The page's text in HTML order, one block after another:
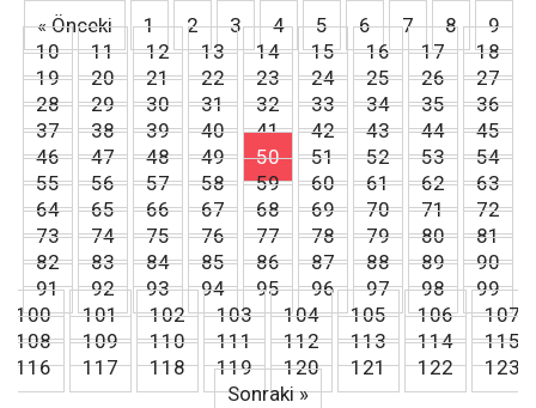
« Önceki 1 2 3 4 5 6 7 8
9
10
11 12 13 14 15 16 17
18
19
20 21 22 23 24 25 26
27
28
29 30 31 32 33 34 35
36
37
38 39 40 41 42 43 44
45
46
47 48 49 50 51 52 53
54
55
56 57 58 59 60 61 62
63
64
65 66 67 68 69 70 71
72
73
74 75 76 77 78 79 80
81
82
83 84 85 86 87 88 89
90
91
92 93 94 95 96 97 98
99
100
101 102 103 104 105 106
107
108
109 110 111 112 113 114
115
116
117 118 119 120 121 122
123
Sonraki »